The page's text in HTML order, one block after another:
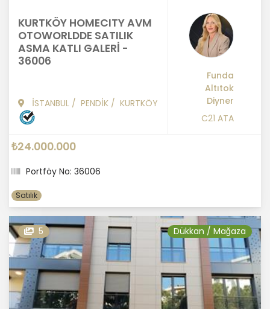
KURTKÖY HOMECITY AVM
OTOWORLDDE SATILIK
ASMA KATLI GALERİ -
36006
İSTANBUL / PENDİK / KURTKÖY
Funda
Altıtok
Diyner
C21 ATA
₺24.000.000
Portföy No: 36006
Satılık
5 Dükkan / Mağaza